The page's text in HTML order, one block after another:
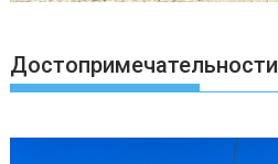
Достопримечательности